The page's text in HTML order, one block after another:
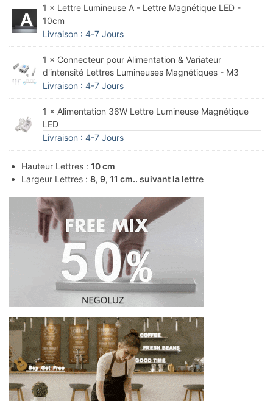
1 × Lettre Lumineuse A - Lettre Magnétique LED -
10cm
Livraison : 4-7 Jours
1 × Connecteur pour Alimentation & Variateur
d'intensité Lettres Lumineuses Magnétiques - M3
Livraison : 4-7 Jours
1 × Alimentation 36W Lettre Lumineuse Magnétique
LED
Livraison : 4-7 Jours
Hauteur Lettres : 10 cm
Largeur Lettres : 8, 9, 11 cm.. suivant la lettre